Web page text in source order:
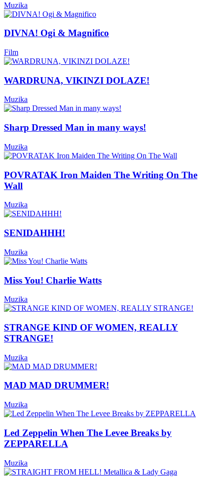
Muzika
DIVNA! Ogi & Magnifico
Film
WARDRUNA, VIKINZI DOLAZE!
Muzika
Sharp Dressed Man in many ways!
Muzika
POVRATAK Iron Maiden The Writing On The
Wall
Muzika
SENIDAHHH!
Muzika
Miss You! Charlie Watts
Muzika
STRANGE KIND OF WOMEN, REALLY
STRANGE!
Muzika
MAD MAD DRUMMER!
Muzika
Led Zeppelin When The Levee Breaks by
ZEPPARELLA
Muzika